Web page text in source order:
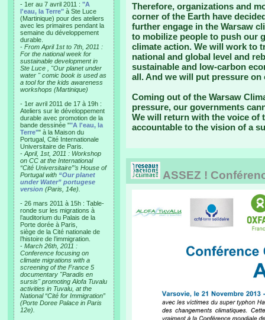
- 1er au 7 avril 2011 : "A
l'eau, la Terre" à Ste Luce
(Martinique) pour des ateliers
avec les primaires pendant la
semaine du développement
durable.
- From April 1st to 7th, 2011 :
For the national week for
sustainable development in
Ste Luce , "Our planet under
water " comic book is used as
a tool for the kids awareness
workshops (Martinique)
- 1er avril 2011 de 17 à 19h :
Ateliers sur le développement
durable avec promotion de la
bande dessinée ""A l'eau, la
Terre"" à la Maison du
Portugal, Cité Internationale
Universitaire de Paris.
- April, 1st, 2011 : Workshop
on CC at the International
“Cité Universitaire”’s House of
Portugal with “Our planet
under Water” portugese
version (Paris, 14e).
- 26 mars 2011 à 15h : Table-
ronde sur les migrations à
l’auditorium du Palais de la
Porte dorée à Paris,
siège de la Cité nationale de
l’histoire de l’immigration.
- March 26th, 2011 :
Conference focusing on
climate migrations with a
screening of the France 5
documentary "Paradis en
sursis" promoting Alofa Tuvalu
activities in Tuvalu, at the
National “Cité for Immigration”
(Porte Doree Palace in Paris
12e).
Therefore, organizations and
corner of the Earth have
further engage in the Warsaw
to mobilize people to push our
climate action. We will work to
national and global level and
sustainable and low-carbon
all. And we will put pressure on
Coming out of the Warsaw
pressure, our governments
We will return with the voice of
accountable to the vision of a
ASSEZ !